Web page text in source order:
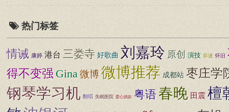
热门标签
情诫 康婷 港台 三娄寺 好歌曲 刘嘉玲 原创 演技 菲迷 怀旧
得不变强 Gina微博微博推荐 成都站 枣庄学
钢琴学习机 翻唱 失眠医院 爱心捐款 粤语 春晚 田震 檀